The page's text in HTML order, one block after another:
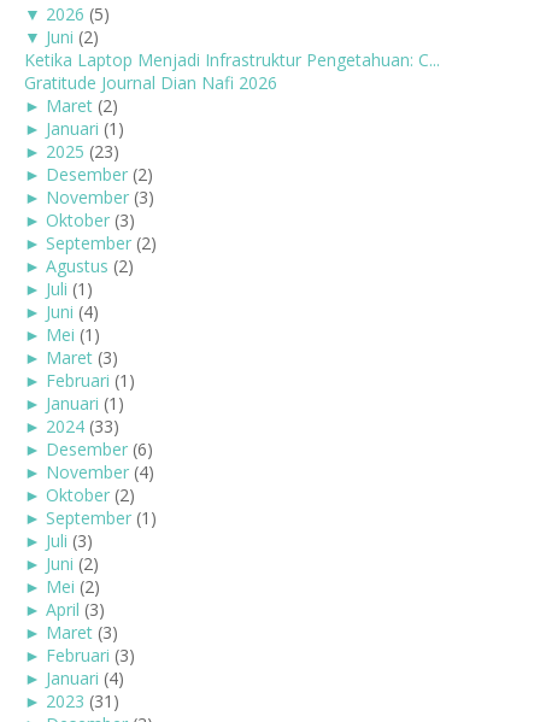
▼ 2026 (5)
▼ Juni (2)
Ketika Laptop Menjadi Infrastruktur Pengetahuan: C...
Gratitude Journal Dian Nafi 2026
► Maret (2)
► Januari (1)
► 2025 (23)
► Desember (2)
► November (3)
► Oktober (3)
► September (2)
► Agustus (2)
► Juli (1)
► Juni (4)
► Mei (1)
► Maret (3)
► Februari (1)
► Januari (1)
► 2024 (33)
► Desember (6)
► November (4)
► Oktober (2)
► September (1)
► Juli (3)
► Juni (2)
► Mei (2)
► April (3)
► Maret (3)
► Februari (3)
► Januari (4)
► 2023 (31)